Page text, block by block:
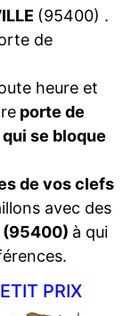
(95400) .
de
heure et
porte de
se bloque
de vos clefs
avec des
(95400) à qui
PRIX